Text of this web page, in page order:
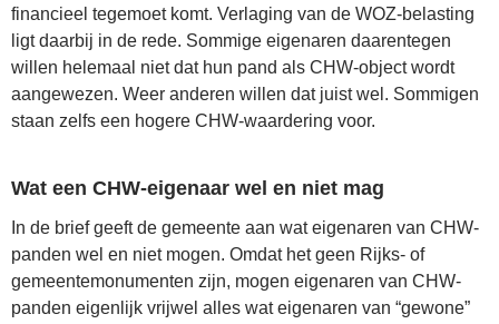
financieel tegemoet komt. Verlaging van de WOZ-belasting
ligt daarbij in de rede. Sommige eigenaren daarentegen
willen helemaal niet dat hun pand als CHW-object wordt
aangewezen. Weer anderen willen dat juist wel. Sommigen
staan zelfs een hogere CHW-waardering voor.
Wat een CHW-eigenaar wel en niet mag
In de brief geeft de gemeente aan wat eigenaren van CHW-
panden wel en niet mogen. Omdat het geen Rijks- of
gemeentemonumenten zijn, mogen eigenaren van CHW-
panden eigenlijk vrijwel alles wat eigenaren van “gewone”